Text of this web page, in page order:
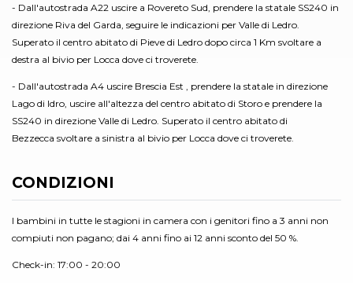
- Dall'autostrada A22 uscire a Rovereto Sud, prendere la statale SS240 in
direzione Riva del Garda, seguire le indicazioni per Valle di Ledro.
Superato il centro abitato di Pieve di Ledro dopo circa 1 Km svoltare a
destra al bivio per Locca dove ci troverete.
- Dall'autostrada A4 uscire Brescia Est , prendere la statale in direzione
Lago di Idro, uscire all'altezza del centro abitato di Storo e prendere la
SS240 in direzione Valle di Ledro. Superato il centro abitato di
Bezzecca svoltare a sinistra al bivio per Locca dove ci troverete.
CONDIZIONI
I bambini in tutte le stagioni in camera con i genitori fino a 3 anni non
compiuti non pagano; dai 4 anni fino ai 12 anni sconto del 50 %.
Check-in: 17:00 - 20:00